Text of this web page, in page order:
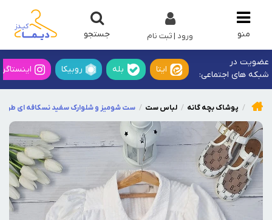
منو جستجو ورود | ثبت نام
عضویت در
شبکه های اجتماعی:
ایتا بله روبیکا
پوشاک بچه گانه لباس ست ست شومیز و شلوارک سفید نسکافه ای طرح